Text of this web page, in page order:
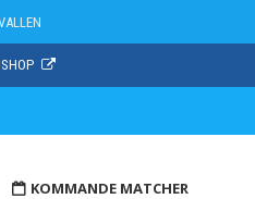
KOMMANDE MATCHER